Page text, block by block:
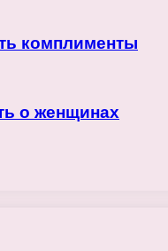
комплименты
о женщинах